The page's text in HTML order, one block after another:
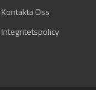
Kontakta Oss
Integritetspolicy